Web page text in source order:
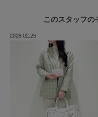
このスタッフの
2026.02.26